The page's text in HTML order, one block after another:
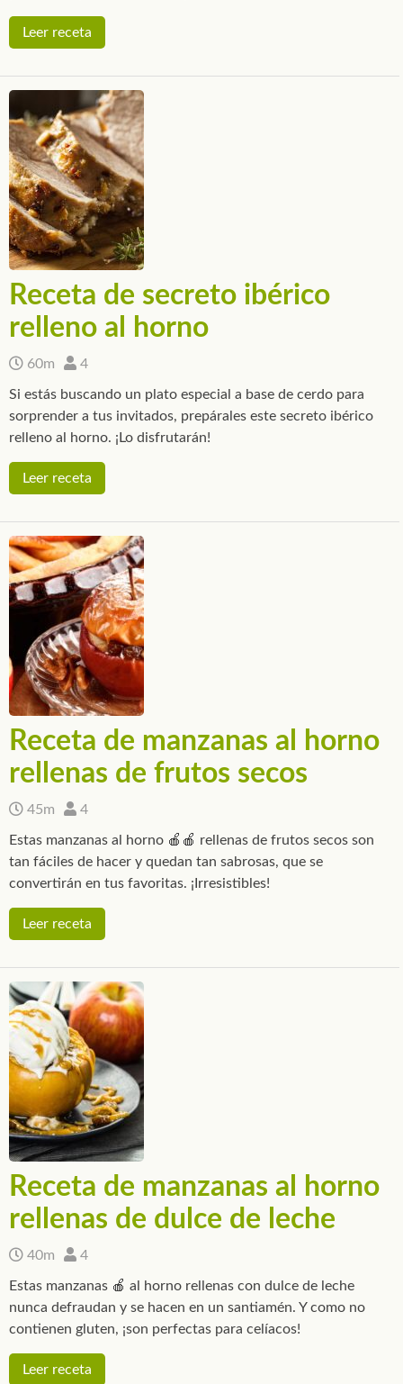
Leer receta
Receta de secreto ibérico
relleno al horno
60m 4
Si estás buscando un plato especial a base de cerdo para
sorprender a tus invitados, prepárales este secreto ibérico
relleno al horno. ¡Lo disfrutarán!
Leer receta
Receta de manzanas al horno
rellenas de frutos secos
45m 4
Estas manzanas al horno 🍎🍎 rellenas de frutos secos son
tan fáciles de hacer y quedan tan sabrosas, que se
convertirán en tus favoritas. ¡Irresistibles!
Leer receta
Receta de manzanas al horno
rellenas de dulce de leche
40m 4
Estas manzanas 🍎 al horno rellenas con dulce de leche
nunca defraudan y se hacen en un santiamén. Y como no
contienen gluten, ¡son perfectas para celíacos!
Leer receta